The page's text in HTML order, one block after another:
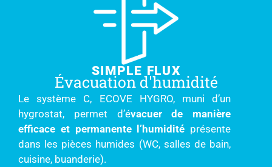
SIMPLE FLUX
Évacuation d'humidité
Le système C, ECOVE HYGRO, muni d’un
hygrostat, permet d’évacuer de manière
efficace et permanente l’humidité présente
dans les pièces humides (WC, salles de bain,
cuisine, buanderie).